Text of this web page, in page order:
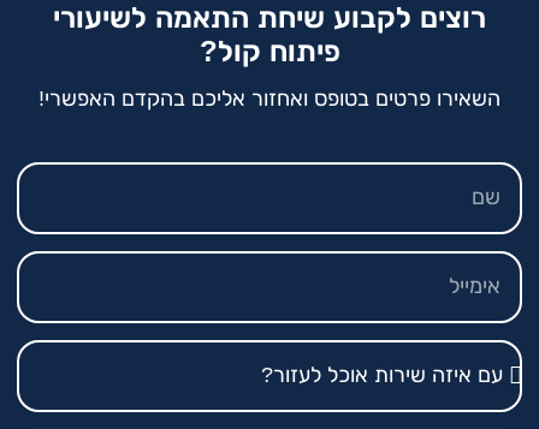
רוצים לקבוע שיחת התאמה לשיעורי
פיתוח קול?
השאירו פרטים בטופס ואחזור אליכם בהקדם האפשרי!